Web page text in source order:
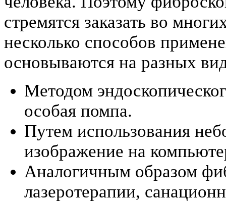
стремятся заказать во
несколько способов
основываются на разных
Методом
особая помпа.
Путем использования
изображение на
Аналогичным образом
лазеротерапии,